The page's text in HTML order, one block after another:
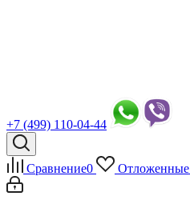
+7 (499) 110-04-44
Сравнение0 Отложенные